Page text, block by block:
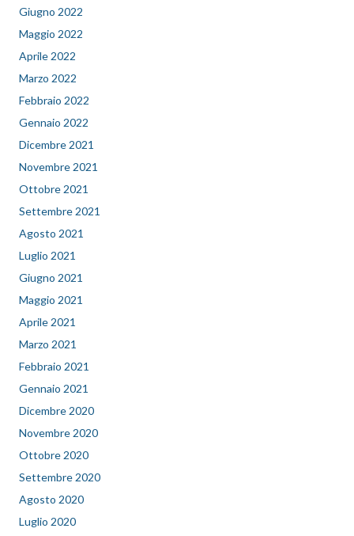
Giugno 2022
Maggio 2022
Aprile 2022
Marzo 2022
Febbraio 2022
Gennaio 2022
Dicembre 2021
Novembre 2021
Ottobre 2021
Settembre 2021
Agosto 2021
Luglio 2021
Giugno 2021
Maggio 2021
Aprile 2021
Marzo 2021
Febbraio 2021
Gennaio 2021
Dicembre 2020
Novembre 2020
Ottobre 2020
Settembre 2020
Agosto 2020
Luglio 2020